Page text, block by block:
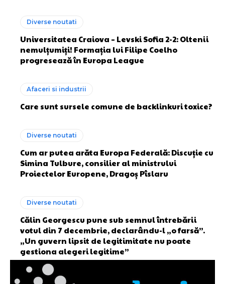
Diverse noutati
Universitatea Craiova – Levski Sofia 2-2: Oltenii
nemulțumiți! Formația lui Filipe Coelho
progresează în Europa League
Afaceri si industrii
Care sunt sursele comune de backlinkuri toxice?
Diverse noutati
Cum ar putea arăta Europa Federală: Discuție cu
Simina Tulbure, consilier al ministrului
Proiectelor Europene, Dragoș Pîslaru
Diverse noutati
Călin Georgescu pune sub semnul întrebării
votul din 7 decembrie, declarându-l „o farsă”.
„Un guvern lipsit de legitimitate nu poate
gestiona alegeri legitime”